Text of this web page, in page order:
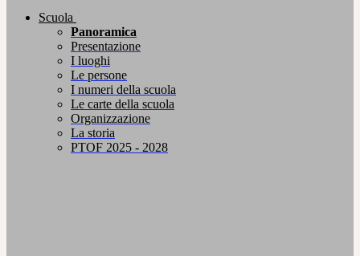
Scuola
Panoramica
Presentazione
I luoghi
Le persone
I numeri della scuola
Le carte della scuola
Organizzazione
La storia
PTOF 2025 - 2028